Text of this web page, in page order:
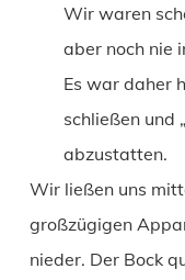
Wir waren
aber noch nie
Es war daher
schließen und
abzustatten.
Wir ließen uns
großzügigen
nieder. Der Bock